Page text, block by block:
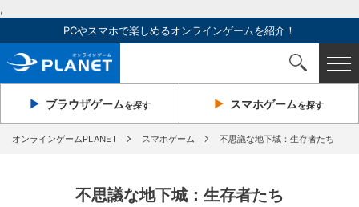
,
PCやスマホで楽しめるオンラインゲームを紹介！
ブラウザゲームを探す スマホゲームを探す
オンラインゲームPLANET スマホゲーム 不思議な地下城：生存者たち
不思議な地下城：生存者たち